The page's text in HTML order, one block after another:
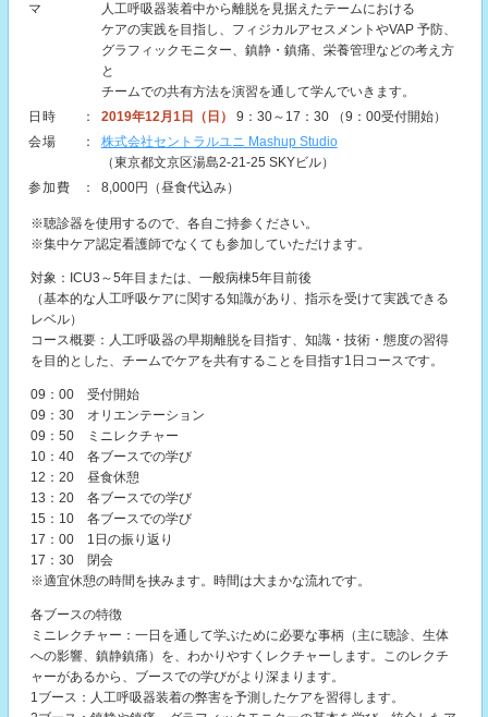
マ
人工呼吸器装着中から離脱を見据えたテームにおける
ケアの実践を目指し、フィジカルアセスメントやVAP 予防、
グラフィックモニター、鎮静・鎮痛、栄養管理などの考え方
と
チームでの共有方法を演習を通して学んでいきます。
日時
： 2019年12月1日（日）
9：30～17：30 （9：00受付開始）
会場
：
株式会社セントラルユニ Mashup Studio
（東京都文京区湯島2-21-25 SKYビル）
参加費
： 8,000円（昼食代込み）
※聴診器を使用するので、各自ご持参ください。
※集中ケア認定看護師でなくても参加していただけます。
対象：ICU3～5年目または、一般病棟5年目前後
（基本的な人工呼吸ケアに関する知識があり、指示を受けて実践できる
レベル）
コース概要：人工呼吸器の早期離脱を目指す、知識・技術・態度の習得
を目的とした、チームでケアを共有することを目指す1日コースです。
09：00 受付開始
09：30 オリエンテーション
09：50 ミニレクチャー
10：40 各ブースでの学び
12：20 昼食休憩
13：20 各ブースでの学び
15：10 各ブースでの学び
17：00 1日の振り返り
17：30 閉会
※適宜休憩の時間を挟みます。時間は大まかな流れです。
各ブースの特徴
ミニレクチャー：一日を通して学ぶために必要な事柄（主に聴診、生体
への影響、鎮静鎮痛）を、わかりやすくレクチャーします。このレクチ
ャーがあるから、ブースでの学びがより深まります。
1ブース：人工呼吸器装着の弊害を予測したケアを習得します。